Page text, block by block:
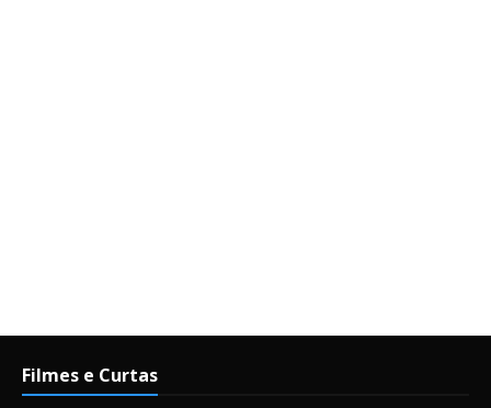
Filmes e Curtas